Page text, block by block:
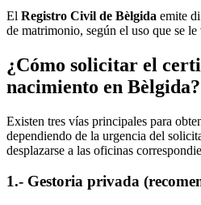
El Registro Civil de Bèlgida emite
de matrimonio, según el uso que se le
¿Cómo solicitar el
nacimiento en Bèlgida?
Existen tres vías principales para
dependiendo de la urgencia del
desplazarse a las oficinas
1.- Gestoria privada